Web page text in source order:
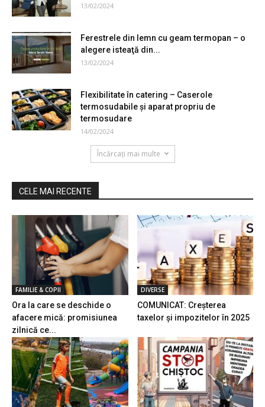
13/02/2024
Ferestrele din lemn cu geam termopan – o
alegere isteaţă din...
13/02/2024
Flexibilitate în catering – Caserole
termosudabile şi aparat propriu de
termosudare
14/02/2024
Încărcați mai multe
CELE MAI RECENTE
FAMILIE & COPII
Ora la care se deschide o
afacere mică: promisiunea
zilnică ce...
DIVERSE
COMUNICAT: Creșterea
taxelor și impozitelor în 2025